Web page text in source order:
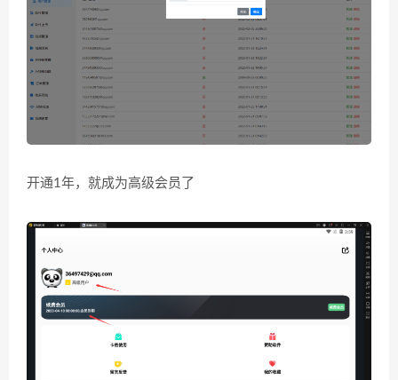
开通1年，就成为高级会员了